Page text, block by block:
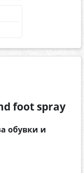
foot spray
обувки и